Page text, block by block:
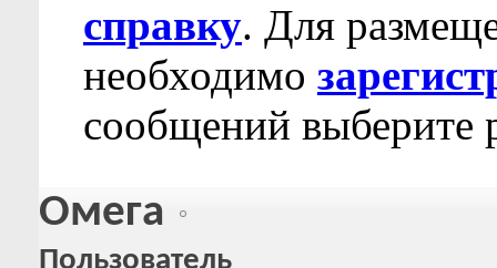
справку. Для
необходимо
сообщений выберите
Омега
Пользователь